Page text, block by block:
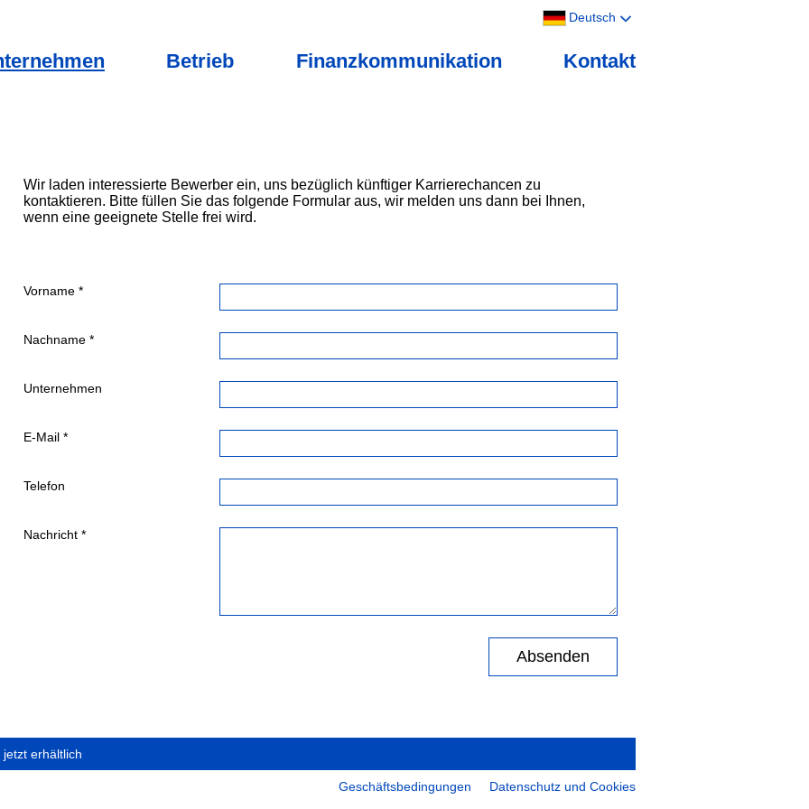
Deutsch
Betrieb Finanzkommunikation Kontakt
Wir laden interessierte Bewerber ein, uns bezüglich künftiger Karrierechancen zu
kontaktieren. Bitte füllen Sie das folgende Formular aus, wir melden uns dann bei Ihnen,
wenn eine geeignete Stelle frei wird.
Vorname *
Nachname *
Unternehmen
E-Mail *
Telefon
Nachricht *
Absenden
erhältlich
Geschäftsbedingungen Datenschutz und Cookies